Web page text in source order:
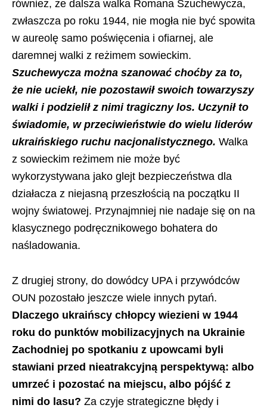
również, że dalsza walka Romana Szuchewycza,
zwłaszcza po roku 1944, nie mogła nie być spowita
w aureolę samo poświęcenia i ofiarnej, ale
daremnej walki z reżimem sowieckim.
Szuchewycza można szanować choćby za to,
że nie uciekł, nie pozostawił swoich towarzyszy
walki i podzielił z nimi tragiczny los. Uczynił to
świadomie, w przeciwieństwie do wielu liderów
ukraińskiego ruchu nacjonalistycznego. Walka
z sowieckim reżimem nie może być
wykorzystywana jako glejt bezpieczeństwa dla
działacza z niejasną przeszłością na początku II
wojny światowej. Przynajmniej nie nadaje się on na
klasycznego podręcznikowego bohatera do
naśladowania.
Z drugiej strony, do dowódcy UPA i przywódców
OUN pozostało jeszcze wiele innych pytań.
Dlaczego ukraińscy chłopcy wiezieni w 1944
roku do punktów mobilizacyjnych na Ukrainie
Zachodniej po spotkaniu z upowcami byli
stawiani przed nieatrakcyjną perspektywą: albo
umrzeć i pozostać na miejscu, albo pójść z
nimi do lasu? Za czyje strategiczne błędy i